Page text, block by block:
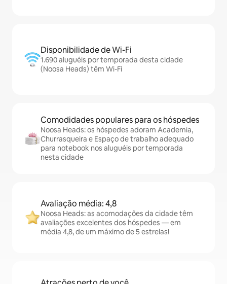
Disponibilidade de Wi-Fi
1.690 aluguéis por temporada desta cidade
(Noosa Heads) têm Wi-Fi
Comodidades populares para os hóspedes
Noosa Heads: os hóspedes adoram Academia,
Churrasqueira e Espaço de trabalho adequado
para notebook nos aluguéis por temporada
nesta cidade
Avaliação média: 4,8
Noosa Heads: as acomodações da cidade têm
avaliações excelentes dos hóspedes — em
média 4,8, de um máximo de 5 estrelas!